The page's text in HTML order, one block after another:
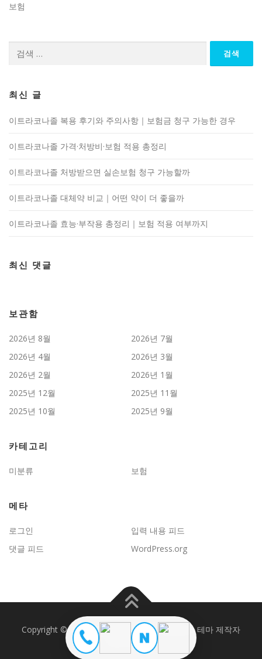
보험
최신 글
이트라코나졸 복용 후기와 주의사항｜보험금 청구 가능한 경우
이트라코나졸 가격·처방비·보험 적용 총정리
이트라코나졸 처방받으면 실손보험 청구 가능할까
이트라코나졸 대체약 비교｜어떤 약이 더 좋을까
이트라코나졸 효능·부작용 총정리｜보험 적용 여부까지
최신 댓글
보관함
2026년 8월
2026년 7월
2026년 4월
2026년 3월
2026년 2월
2026년 1월
2025년 12월
2025년 11월
2025년 10월
2025년 9월
카테고리
미분류 보험
메타
로그인
입력 내용 피드
댓글 피드
WordPress.org
Copyright © 2026 JD보험문제연구–OnePress테마 제작자
FameThemes